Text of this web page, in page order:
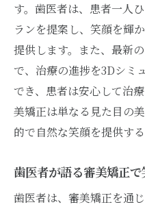
す。歯医者は、患者一人
ランを提案し、笑顔を輝
提供します。また、最新
で、治療の進捗を3Dシミ
でき、患者は安心して治
美矯正は単なる見た目の
的で自然な笑顔を提供す
歯医者が語る審美矯正
歯医者は、審美矯正を通